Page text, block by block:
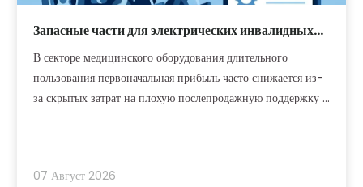
Запасные части для электрических инвалидных
колясок и планирование послепродажного
обслуживания для дистрибьюторов
В секторе медицинского оборудования длительного
пользования первоначальная прибыль часто снижается из-
за скрытых затрат на плохую послепродажную поддержку и
07 Август 2026